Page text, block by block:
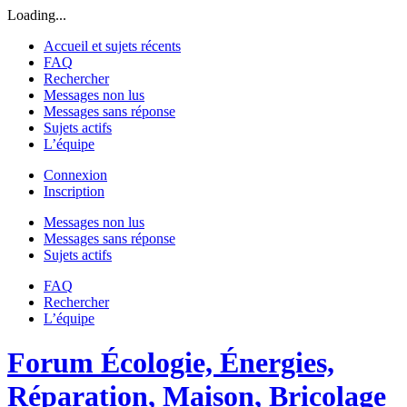
Loading...
Accueil et sujets récents
FAQ
Rechercher
Messages non lus
Messages sans réponse
Sujets actifs
L’équipe
Connexion
Inscription
Messages non lus
Messages sans réponse
Sujets actifs
FAQ
Rechercher
L’équipe
Forum Écologie, Énergies,
Réparation, Maison, Bricolage